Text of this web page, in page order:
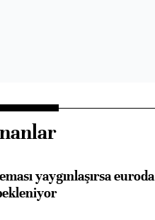
yaygınlaşırsa euroda